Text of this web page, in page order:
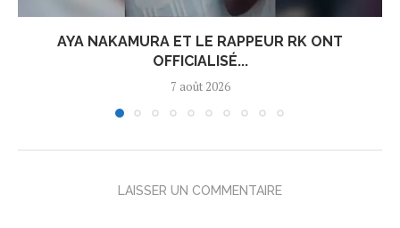
AYA NAKAMURA ET LE RAPPEUR RK ONT
OFFICIALISÉ...
7 août 2026
LAISSER UN COMMENTAIRE